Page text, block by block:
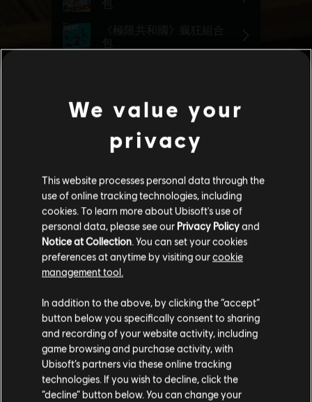
您是简体中文用户？
请您访问我们的简体中文商店来完成购买
留在此商店
We value your
privacy
This website processes personal data through the
use of online tracking technologies, including
cookies. To learn more about Ubisoft's use of
personal data, please see our Privacy Policyand
Notice at Collection. You can set your cookies
preferences at anytime by visiting ourcookie
management tool.
In addition to the above, by clicking the “accept”
button below you specifically consent to sharing
and recording of your website activity, including
game browsing and purchase activity, with
Ubisoft’s partners via these online tracking
technologies. If you wish to decline, click the
“decline” button below. You can change your